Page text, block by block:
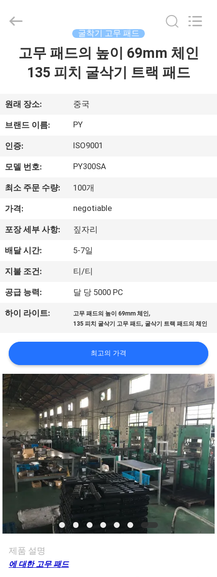
품
회
사
공
장
견
학
질
관
리
문
의
하
기
조
회
를
요
Shanghai
굴착기 고무 패드
고무 패드의 높이 69mm 체인
135 피치 굴삭기 트랙 패드
원래 장소: 중국
브랜드 이름: PY
인증: ISO9001
모델 번호: PY300SA
최소 주문 수량: 100개
가격: negotiable
포장 세부 사항: 짚자리
배달 시간: 5-7일
지불 조건: 티/티
공급 능력: 달 당 5000 PC
하이 라이트: 고무 패드의 높이 69mm 체인,
135 피치 굴삭기 고무 패드, 굴삭기 트랙 패드의 체인
최고의 가격
제품 설명
에 대한고무 패드